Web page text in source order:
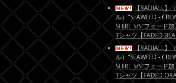
【RADIALL】
ル）"SEAWEED -
SHIRT S/S"フェード
Tシャツ【FADED
【RADIALL】
ル）"SEAWEED -
SHIRT S/S"フェード
Tシャツ【FADED